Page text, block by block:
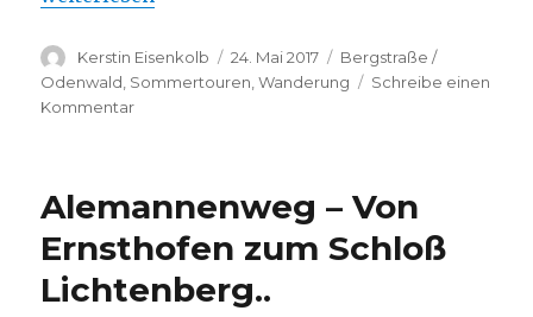
Autor
Kerstin Eisenkolb
Veröffentlicht
am
24. Mai 2017 Kategorien
Bergstraße /
Odenwald, Sommertouren,Wanderung
Schreibe einen
Kommentarzu
zur
Frankenstein
und
Burg
Alemannenweg – Von
Ernsthofen zum Schloß
Lichtenberg..